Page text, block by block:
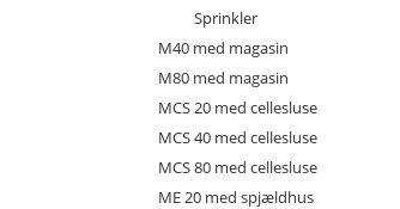
Sprinkler
M40 med magasin
M80 med magasin
MCS 20 med cellesluse
MCS 40 med cellesluse
MCS 80 med cellesluse
ME 20 med spjældhus